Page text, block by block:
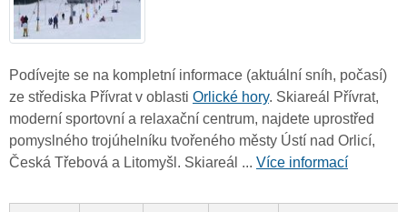
Podívejte se na kompletní informace (aktuální sníh, počasí)
ze střediska Přívrat v oblasti Orlické hory. Skiareál Přívrat,
moderní sportovní a relaxační centrum, najdete uprostřed
pomyslného trojúhelníku tvořeného městy Ústí nad Orlicí,
Česká Třebová a Litomyšl. Skiareál ... Více informací